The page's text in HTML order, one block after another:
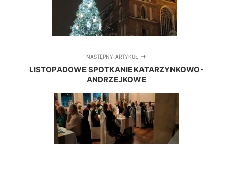
NASTĘPNY ARTYKUŁ
LISTOPADOWE SPOTKANIE KATARZYNKOWO-
ANDRZEJKOWE